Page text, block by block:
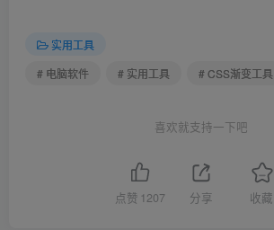
实用工具
# 电脑软件
# 实用工具 # CSS渐变工具
喜欢就支持一下吧
点赞 1207 分享 收藏